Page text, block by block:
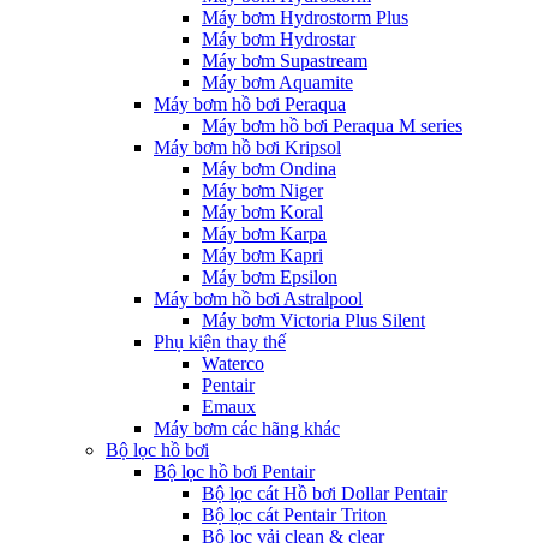
Máy bơm Hydrostorm Plus
Máy bơm Hydrostar
Máy bơm Supastream
Máy bơm Aquamite
Máy bơm hồ bơi Peraqua
Máy bơm hồ bơi Peraqua M series
Máy bơm hồ bơi Kripsol
Máy bơm Ondina
Máy bơm Niger
Máy bơm Koral
Máy bơm Karpa
Máy bơm Kapri
Máy bơm Epsilon
Máy bơm hồ bơi Astralpool
Máy bơm Victoria Plus Silent
Phụ kiện thay thế
Waterco
Pentair
Emaux
Máy bơm các hãng khác
Bộ lọc hồ bơi
Bộ lọc hồ bơi Pentair
Bộ lọc cát Hồ bơi Dollar Pentair
Bộ lọc cát Pentair Triton
Bộ lọc vải clean & clear